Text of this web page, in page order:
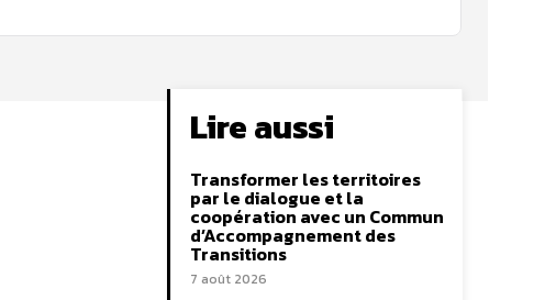
Lire aussi
Transformer les territoires
par le dialogue et la
coopération avec un Commun
d’Accompagnement des
Transitions
7 août 2026